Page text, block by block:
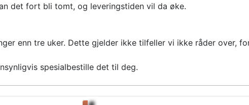
det fort bli tomt, og leveringstiden vil da øke.
enn tre uker. Dette gjelder ikke tilfeller vi ikke råder over,
spesialbestille det til deg.